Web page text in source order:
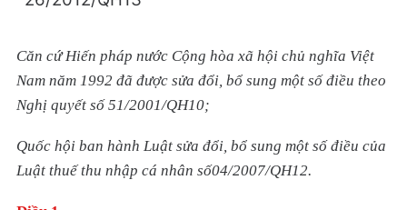
Căn cứ Hiến pháp nước Cộng hòa xã hội chủ nghĩa Việt
Nam năm 1992 đã được sửa đổi, bổ sung một số điều theo
Nghị quyết số 51/2001/QH10;
Quốc hội ban hành Luật sửa đổi, bổ sung một số điều của
Luật thuế thu nhập cá nhân số04/2007/QH12.